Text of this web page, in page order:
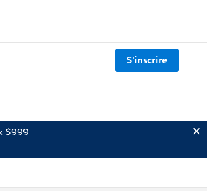
S'inscrire
$999